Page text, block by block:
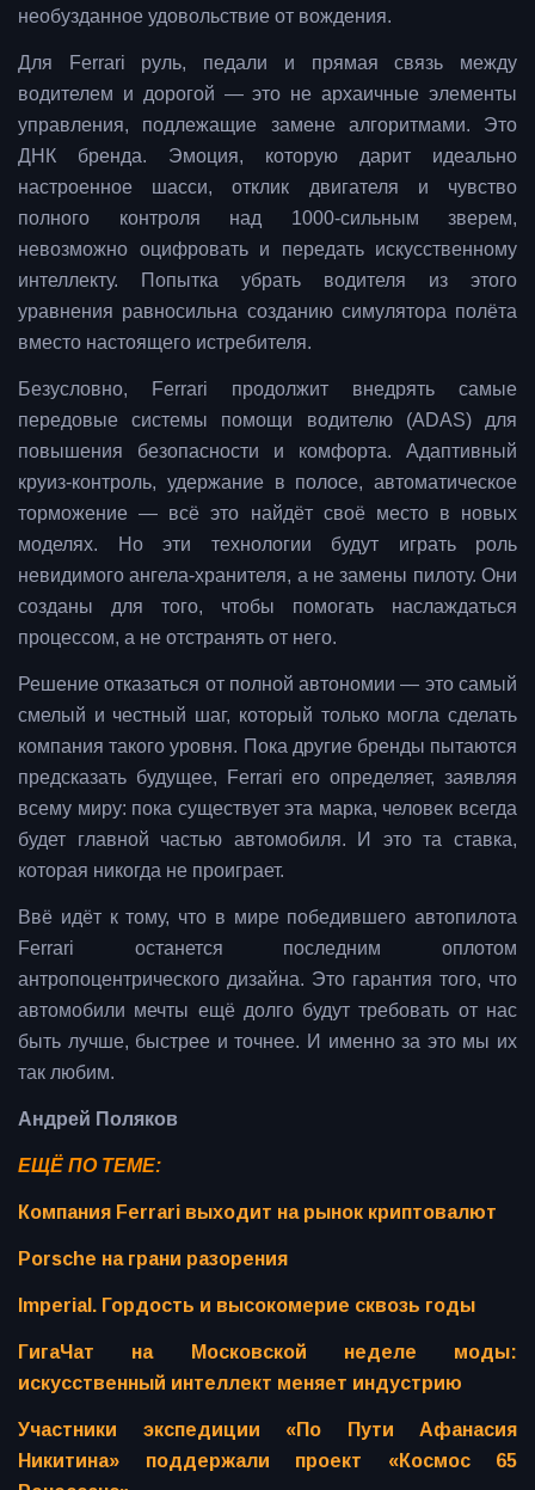
необузданное удовольствие от вождения.
Для Ferrari руль, педали и прямая связь между
водителем и дорогой — это не архаичные элементы
управления, подлежащие замене алгоритмами. Это
ДНК бренда. Эмоция, которую дарит идеально
настроенное шасси, отклик двигателя и чувство
полного контроля над 1000-сильным зверем,
невозможно оцифровать и передать искусственному
интеллекту. Попытка убрать водителя из этого
уравнения равносильна созданию симулятора полёта
вместо настоящего истребителя.
Безусловно, Ferrari продолжит внедрять самые
передовые системы помощи водителю (ADAS) для
повышения безопасности и комфорта. Адаптивный
круиз-контроль, удержание в полосе, автоматическое
торможение — всё это найдёт своё место в новых
моделях. Но эти технологии будут играть роль
невидимого ангела-хранителя, а не замены пилоту. Они
созданы для того, чтобы помогать наслаждаться
процессом, а не отстранять от него.
Решение отказаться от полной автономии — это самый
смелый и честный шаг, который только могла сделать
компания такого уровня. Пока другие бренды пытаются
предсказать будущее, Ferrari его определяет, заявляя
всему миру: пока существует эта марка, человек всегда
будет главной частью автомобиля. И это та ставка,
которая никогда не проиграет.
Ввё идёт к тому, что в мире победившего автопилота
Ferrari останется последним оплотом
антропоцентрического дизайна. Это гарантия того, что
автомобили мечты ещё долго будут требовать от нас
быть лучше, быстрее и точнее. И именно за это мы их
так любим.
Андрей Поляков
ЕЩЁ ПО ТЕМЕ:
Компания Ferrari выходит на рынок криптовалют
Porsche на грани разорения
Imperial. Гордость и высокомерие сквозь годы
ГигаЧат на Московской неделе моды:
искусственный интеллект меняет индустрию
Участники экспедиции «По Пути Афанасия
Никитина» поддержали проект «Космос 65